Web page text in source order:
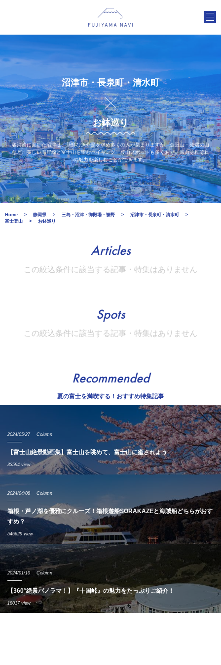
沼津市・長泉町・清水町
お鉢巡り
駿河湾に面した沼津は、新鮮な魚介類を求め多くの人が集まりますが、金冠山・発端丈山
など、美しい海岸線と富士山を望むハイキング・登山スポットも多くあり、海山それぞれ
の魅力を楽しむことができます。
Home 静岡県 三島・沼津・御殿場・裾野
沼津市・長泉町・清水町
富士登山
お鉢巡り
Articles
この絞込条件に該当する記事・特集はありません
Spots
この絞込条件に該当する記事・特集はありません
Recommended
夏の富士を満喫する！おすすめ特集記事
2024/05/27 Column
【富士山絶景動画集】富士山を眺めて、富士山に癒されよう
33594 view
2024/04/08 Column
箱根・芦ノ湖を優雅にクルーズ！箱根遊船SORAKAZEと海賊船どちらがおす
すめ？
546629 view
2024/01/10 Column
【360°絶景パノラマ！】『十国峠』の魅力をたっぷりご紹介！
18017 view